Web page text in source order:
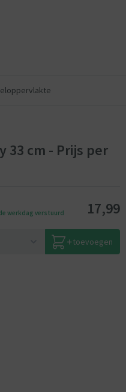
33 cm - Prijs per
werkdag verstuurd
17,99
toevoegen